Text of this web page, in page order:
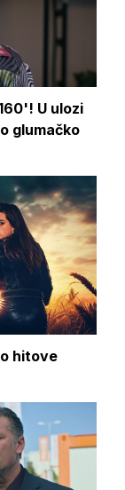
U ulozi
glumačko
hitove